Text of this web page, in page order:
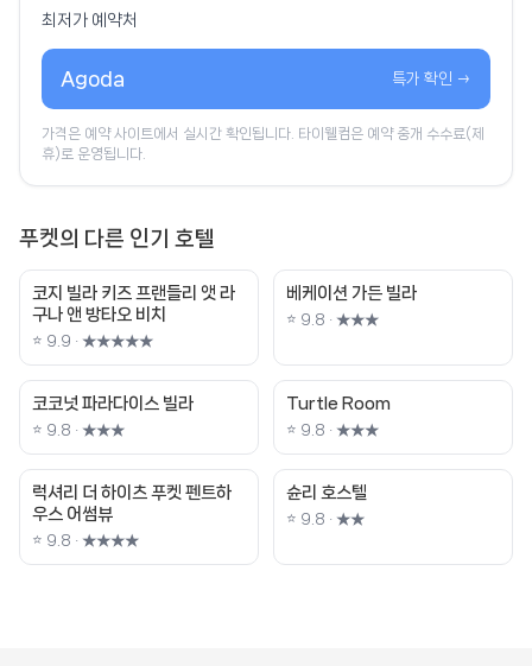
최저가 예약처
Agoda 특가 확인 →
가격은 예약 사이트에서 실시간 확인됩니다. 타이웰컴은 예약 중개 수수료(제
휴)로 운영됩니다.
푸켓의 다른 인기 호텔
코지 빌라 키즈 프랜들리 앳 라
구나 앤 방타오 비치
⭐ 9.9 · ★★★★★
베케이션 가든 빌라
⭐ 9.8 · ★★★
코코넛 파라다이스 빌라
⭐ 9.8 · ★★★
Turtle Room
⭐ 9.8 · ★★★
럭셔리 더 하이츠 푸켓 펜트하
우스 어썸뷰
⭐ 9.8 · ★★★★
슌리 호스텔
⭐ 9.8 · ★★